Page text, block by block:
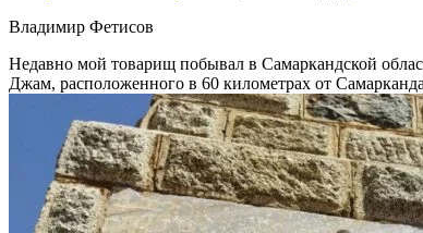
Владимир Фетисов
Недавно мой товарищ побывал в Самаркандской
Джам, расположенного в 60 километрах от